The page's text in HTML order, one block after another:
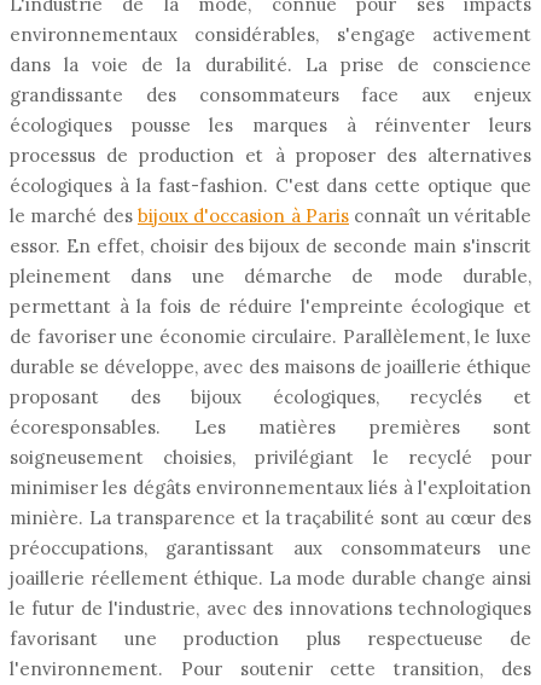
environnementaux considérables, s'engage activement
dans la voie de la durabilité. La prise de conscience
grandissante des consommateurs face aux enjeux
écologiques pousse les marques à réinventer leurs
processus de production et à proposer des alternatives
écologiques à la fast-fashion. C'est dans cette optique que
le marché des bijoux d'occasion à Paris connaît un véritable
essor. En effet, choisir des bijoux de seconde main s'inscrit
pleinement dans une démarche de mode durable,
permettant à la fois de réduire l'empreinte écologique et
de favoriser une économie circulaire. Parallèlement, le luxe
durable se développe, avec des maisons de joaillerie éthique
proposant des bijoux écologiques, recyclés et
écoresponsables. Les matières premières sont
soigneusement choisies, privilégiant le recyclé pour
minimiser les dégâts environnementaux liés à l'exploitation
minière. La transparence et la traçabilité sont au cœur des
préoccupations, garantissant aux consommateurs une
joaillerie réellement éthique. La mode durable change ainsi
le futur de l'industrie, avec des innovations technologiques
favorisant une production plus respectueuse de
l'environnement. Pour soutenir cette transition, des